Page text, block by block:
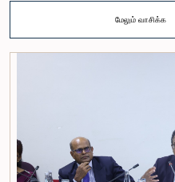
நோக்கங்களாக அமைந்தன.சீனாவுக்கு விஜயம்
சிறுவர் அலுவல்கள் அமைச்சர் சரோஜா
கௌரவ பாராளுமன்ற உறுப்பினர்களான ரோஹிணி
நிலந்தி கொட்டஹச்சி, எம்.ஏ.சி.எஸ். சதுரி
ஒழுங்குமரபு அலுவலகத்தின் பாராளுமன்ற
இணைந்திருந்தனர். குவாங்டொங் மாகாணத்தின்
இக்குழுவினர் விஜயம் மேற்கொண்டதுடன்,
ரீதியான விஜயங்கள் மற்றும் கலாசார நிகழ்வுகள்
மேலும் வாசிக்க